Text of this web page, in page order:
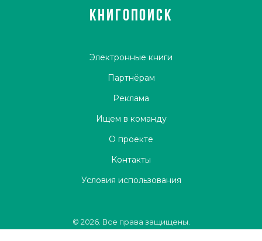
КНИГОПОИСК
Электронные книги
Партнёрам
Реклама
Ищем в команду
О проекте
Контакты
Условия использования
© 2026. Все права защищены.